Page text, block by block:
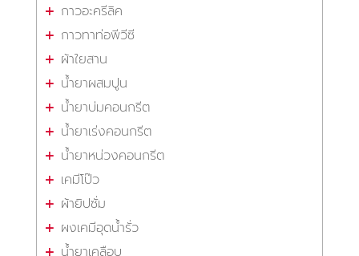
กาวอะครีลิค
กาวทาท่อพีวีซี
ผ้าใยสาน
น้ำยาผสมปูน
น้ำยาบ่มคอนกรีต
น้ำยาเร่งคอนกรีต
น้ำยาหน่วงคอนกรีต
เคมีโป๊ว
ผ้ายิปซั่ม
ผงเคมีอุดน้ำรั่ว
น้ำยาเคลือบ